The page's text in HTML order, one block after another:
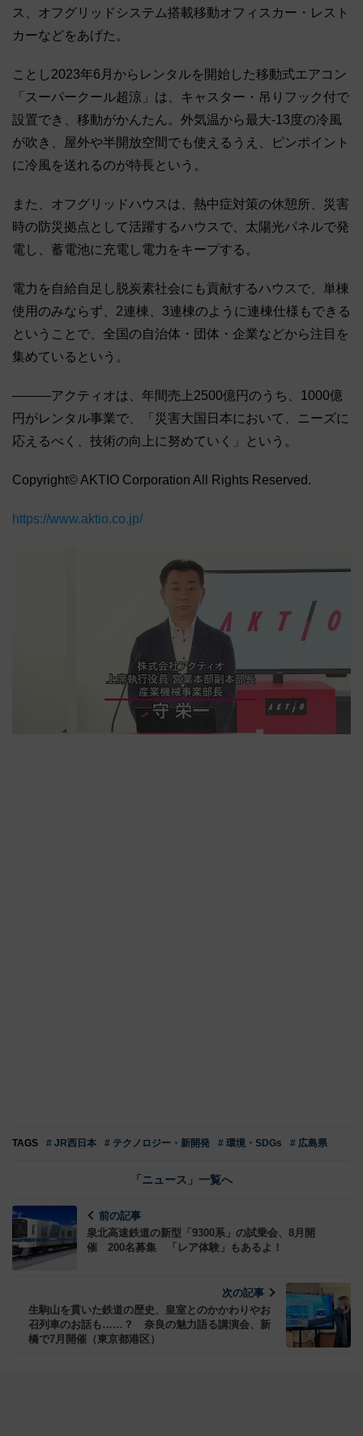
ス、オフグリッドシステム搭載移動オフィスカー・レスト
カーなどをあげた。
ことし2023年6月からレンタルを開始した移動式エアコン
「スーパークール超涼」は、キャスター・吊りフック付で
設置でき、移動がかんたん。外気温から最大-13度の冷風
が吹き、屋外や半開放空間でも使えるうえ、ピンポイント
に冷風を送れるのが特長という。
また、オフグリッドハウスは、熱中症対策の休憩所、災害
時の防災拠点として活躍するハウスで、太陽光パネルで発
電し、蓄電池に充電し電力をキープする。
電力を自給自足し脱炭素社会にも貢献するハウスで、単棟
使用のみならず、2連棟、3連棟のように連棟仕様もできる
ということで、全国の自治体・団体・企業などから注目を
集めているという。
―――アクティオは、年間売上2500億円のうち、1000億
円がレンタル事業で、「災害大国日本において、ニーズに
応えるべく、技術の向上に努めていく」という。
Copyright© AKTIO Corporation All Rights Reserved.
https://www.aktio.co.jp/
TAGS # JR西日本 # テクノロジー・新開発 # 環境・SDGs # 広島県
「ニュース」一覧へ
前の記事
泉北高速鉄道の新型「9300系」の試乗会、8月開
催 200名募集 「レア体験」もあるよ！
次の記事
生駒山を貫いた鉄道の歴史、皇室とのかかわりやお
召列車のお話も……？ 奈良の魅力語る講演会、新
橋で7月開催（東京都港区）